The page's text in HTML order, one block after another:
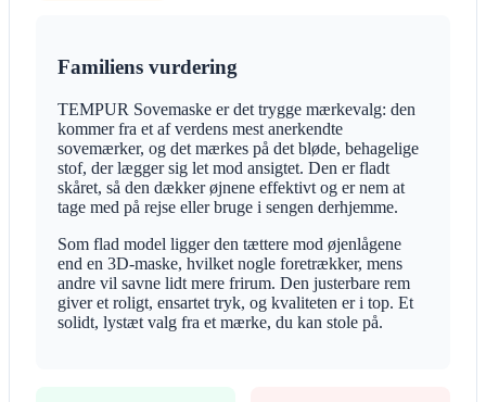
Familiens vurdering
TEMPUR Sovemaske er det trygge mærkevalg: den
kommer fra et af verdens mest anerkendte
sovemærker, og det mærkes på det bløde, behagelige
stof, der lægger sig let mod ansigtet. Den er fladt
skåret, så den dækker øjnene effektivt og er nem at
tage med på rejse eller bruge i sengen derhjemme.
Som flad model ligger den tættere mod øjenlågene
end en 3D-maske, hvilket nogle foretrækker, mens
andre vil savne lidt mere frirum. Den justerbare rem
giver et roligt, ensartet tryk, og kvaliteten er i top. Et
solidt, lystæt valg fra et mærke, du kan stole på.